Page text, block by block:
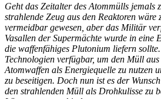
Geht das Zeitalter des Atommülls jemals
strahlende Zeug aus den Reaktoren wäre
vermeidbar gewesen, aber das Militär
Vasallen der Supermächte wurde in eine
die waffenfähiges Plutonium liefern
Technologien verfügbar, um den Müll
Atomwaffen als Energiequelle zu nutzen
zu beseitigen. Doch nun ist es der
den strahlenden Müll als Drohkulisse zu